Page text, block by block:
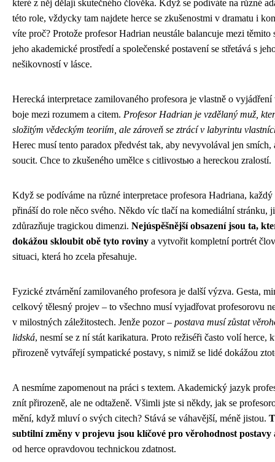
které z něj dělají skutečného člověka. Když se podíváte na různé
této role, vždycky tam najdete herce se zkušenostmi v dramatu i
víte proč? Protože profesor Hadrian neustále balancuje mezi těmito
jeho akademické prostředí a společenské postavení se střetává s
nešikovností v lásce.
Herecká interpretace zamilovaného profesora je vlastně o
boje mezi rozumem a citem. Profesor Hadrian je vzdělaný muž,
složitým vědeckým teoriím, ale zároveň se ztrácí v labyrintu
Herec musí tento paradox předvést tak, aby nevyvolával jen smích,
soucit. Chce to zkušeného umělce s citlivostью a hereckou zralostí.
Když se podíváme na různé interpretace profesora Hadriana, každý
přináší do role něco svého. Někdo víc tlačí na komediální stránku,
zdůrazňuje tragickou dimenzi. Nejúspěšnější obsazení jsou ta,
dokážou skloubit obě tyto roviny a vytvořit kompletní portrét
situaci, která ho zcela přesahuje.
Fyzické ztvárnění zamilovaného profesora je další výzva. Gesta,
celkový tělesný projev – to všechno musí vyjadřovat profesorovu
v milostných záležitostech. Jenže pozor – postava musí zůstat
lidská, nesmí se z ní stát karikatura. Proto režiséři často volí herce,
přirozeně vytvářejí sympatické postavy, s nimiž se lidé dokážou
A nesmíme zapomenout na práci s textem. Akademický jazyk
znít přirozeně, ale ne odtaženě. Všimli jste si někdy, jak se
mění, když mluví o svých citech? Stává se váhavější, méně jistou.
subtilní změny v projevu jsou klíčové pro věrohodnost postavy
od herce opravdovou technickou zdatnost.